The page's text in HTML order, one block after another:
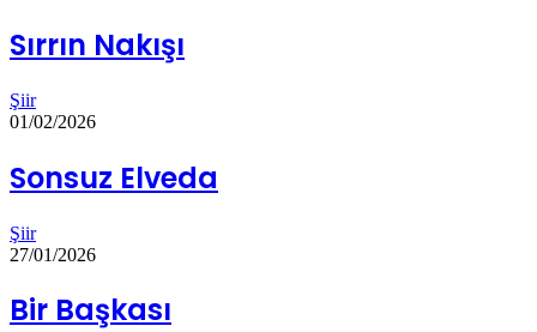
Sırrın Nakışı
Şiir
01/02/2026
Sonsuz Elveda
Şiir
27/01/2026
Bir Başkası